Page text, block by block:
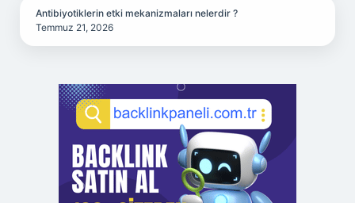
Antibiyotiklerin etki mekanizmaları nelerdir ?
Temmuz 21, 2026